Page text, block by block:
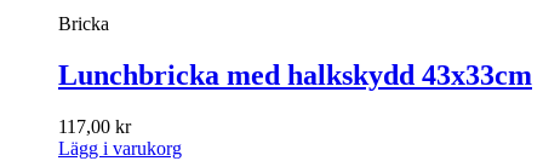
Bricka
Lunchbricka med halkskydd 43x33cm
117,00 kr
Lägg i varukorg